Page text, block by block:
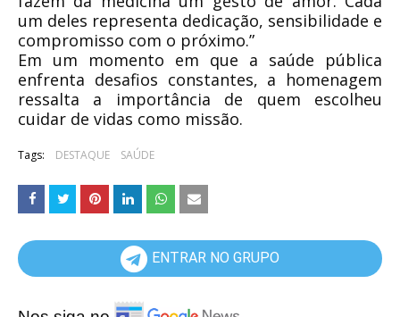
um deles representa dedicação, sensibilidade e
compromisso com o próximo.”
Em um momento em que a saúde pública
enfrenta desafios constantes, a homenagem
ressalta a importância de quem escolheu
cuidar de vidas como missão.
Tags: DESTAQUE SAÚDE
ENTRAR NO GRUPO